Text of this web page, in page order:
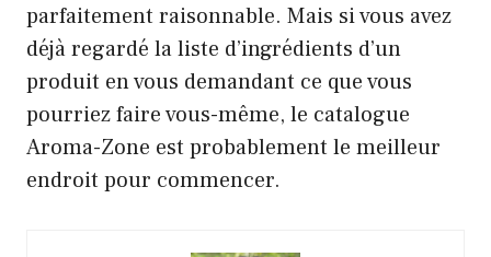
parfaitement raisonnable. Mais si vous avez
déjà regardé la liste d’ingrédients d’un
produit en vous demandant ce que vous
pourriez faire vous-même, le catalogue
Aroma-Zone est probablement le meilleur
endroit pour commencer.